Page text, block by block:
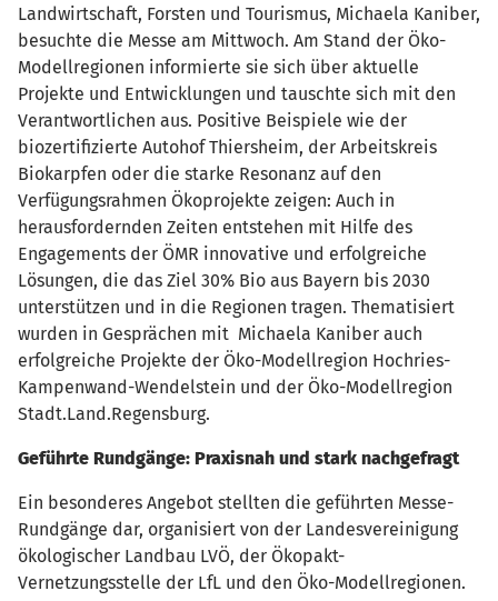
Landwirtschaft, Forsten und Tourismus, Michaela Kaniber,
besuchte die Messe am Mittwoch. Am Stand der Öko-
Modellregionen informierte sie sich über aktuelle
Projekte und Entwicklungen und tauschte sich mit den
Verantwortlichen aus. Positive Beispiele wie der
biozertifizierte Autohof Thiersheim, der Arbeitskreis
Biokarpfen oder die starke Resonanz auf den
Verfügungsrahmen Ökoprojekte zeigen: Auch in
herausfordernden Zeiten entstehen mit Hilfe des
Engagements der ÖMR innovative und erfolgreiche
Lösungen, die das Ziel 30% Bio aus Bayern bis 2030
unterstützen und in die Regionen tragen. Thematisiert
wurden in Gesprächen mit Michaela Kaniber auch
erfolgreiche Projekte der Öko-Modellregion Hochries-
Kampenwand-Wendelstein und der Öko-Modellregion
Stadt.Land.Regensburg.
Geführte Rundgänge: Praxisnah und stark nachgefragt
Ein besonderes Angebot stellten die geführten Messe-
Rundgänge dar, organisiert von der Landesvereinigung
ökologischer Landbau LVÖ, der Ökopakt-
Vernetzungsstelle der LfL und den Öko-Modellregionen.